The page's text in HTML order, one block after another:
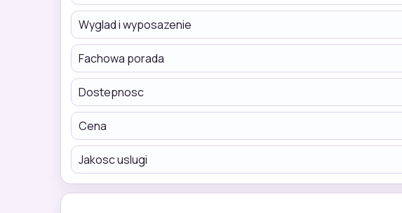
Wyglad i wyposazenie
Fachowa porada
Dostepnosc
Cena
Jakosc uslugi